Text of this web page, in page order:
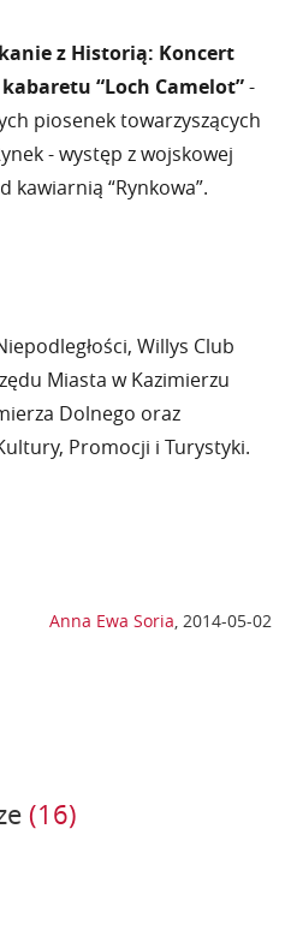
z Historią: Koncert
“Loch Camelot”-
piosenek towarzyszących
- występ z wojskowej
kawiarnią “Rynkowa”.
Willys Club
Miasta w Kazimierzu
Dolnego oraz
Promocji i Turystyki.
Anna Ewa Soria, 2014-05-02
(16)